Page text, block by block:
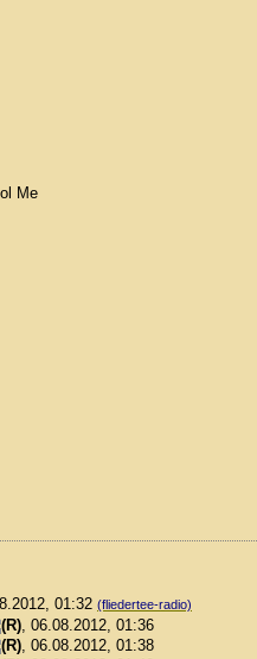
Me
01:32 (fliedertee-radio)
, 06.08.2012, 01:36
, 06.08.2012, 01:38